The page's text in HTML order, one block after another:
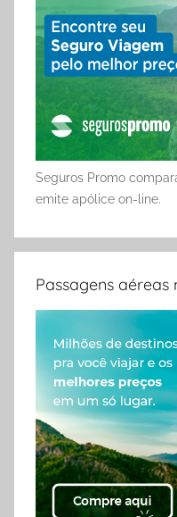
Seguros Promo
emite apólice on-line.
Passagens